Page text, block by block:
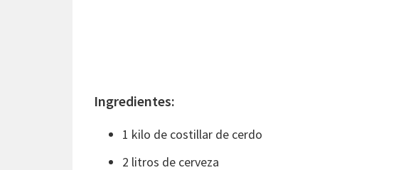
Ingredientes:
1 kilo de costillar de cerdo
2 litros de cerveza